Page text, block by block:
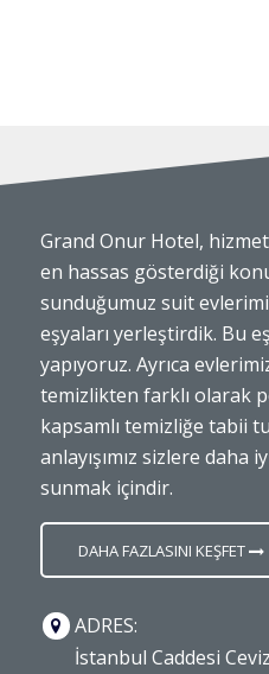
Grand Onur Hotel,
en hassas gösterdiği
sunduğumuz suit
eşyaları yerleştirdik. Bu
yapıyoruz. Ayrıca
temizlikten farklı olarak
kapsamlı temizliğe tabii
anlayışımız sizlere
sunmak içindir.
DAHA FAZLASINI KEŞFET
ADRES:
İstanbul Caddesi